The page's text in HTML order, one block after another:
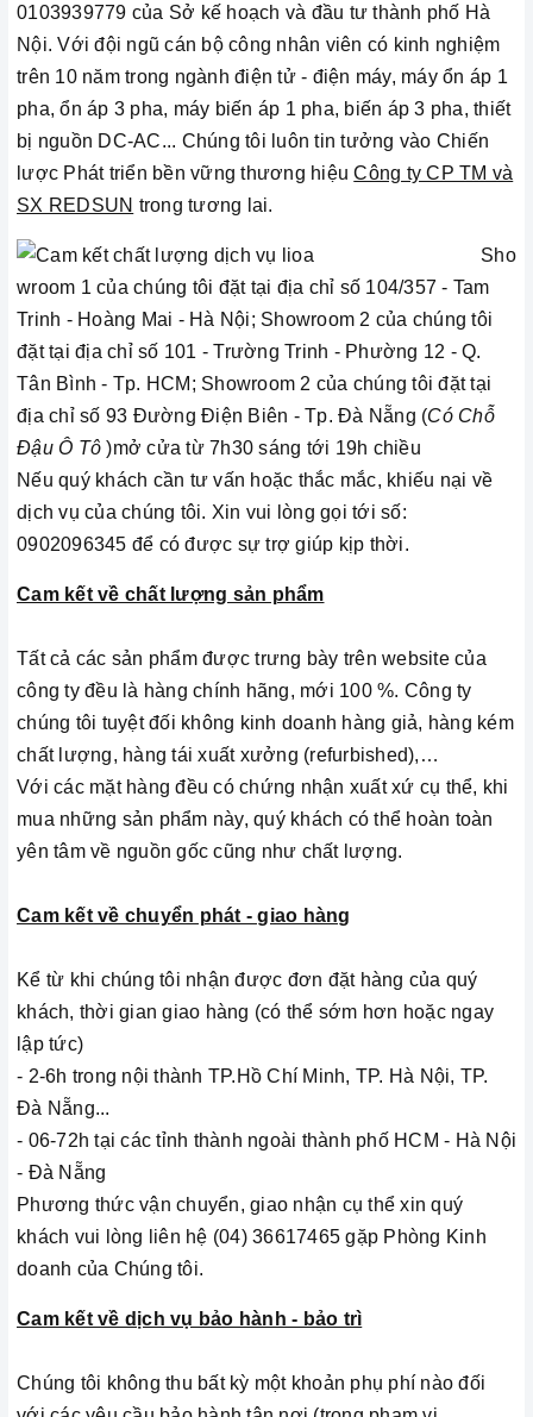
0103939779 của Sở kế hoạch và đầu tư thành phố Hà
Nội. Với đội ngũ cán bộ công nhân viên có kinh nghiệm
trên 10 năm trong ngành điện tử - điện máy, máy ổn áp 1
pha, ổn áp 3 pha, máy biến áp 1 pha, biến áp 3 pha, thiết
bị nguồn DC-AC... Chúng tôi luôn tin tưởng vào Chiến
lược Phát triển bền vững thương hiệuCông ty CP TM và
SX REDSUN trong tương lai.
Sho
wroom 1 của chúng tôi đặt tại địa chỉ số 104/357 - Tam
Trinh - Hoàng Mai - Hà Nội; Showroom 2 của chúng tôi
đặt tại địa chỉ số 101 - Trường Trinh - Phường 12 - Q.
Tân Bình - Tp. HCM; Showroom 2 của chúng tôi đặt tại
địa chỉ số 93 Đường Điện Biên - Tp. Đà Nẵng (Có Chỗ
Đậu Ô Tô )mở cửa từ 7h30 sáng tới 19h chiều
Nếu quý khách cần tư vấn hoặc thắc mắc, khiếu nại về
dịch vụ của chúng tôi. Xin vui lòng gọi tới số:
0902096345 để có được sự trợ giúp kịp thời.
Cam kết về chất lượng sản phẩm
Tất cả các sản phẩm được trưng bày trên website của
công ty đều là hàng chính hãng, mới 100 %. Công ty
chúng tôi tuyệt đối không kinh doanh hàng giả, hàng kém
chất lượng, hàng tái xuất xưởng (refurbished),…
Với các mặt hàng đều có chứng nhận xuất xứ cụ thể, khi
mua những sản phẩm này, quý khách có thể hoàn toàn
yên tâm về nguồn gốc cũng như chất lượng.
Cam kết về chuyển phát - giao hàng
Kể từ khi chúng tôi nhận được đơn đặt hàng của quý
khách, thời gian giao hàng (có thể sớm hơn hoặc ngay
lập tức)
- 2-6h trong nội thành TP.Hồ Chí Minh, TP. Hà Nội, TP.
Đà Nẵng...
- 06-72h tại các tỉnh thành ngoài thành phố HCM - Hà Nội
- Đà Nẵng
Phương thức vận chuyển, giao nhận cụ thể xin quý
khách vui lòng liên hệ (04) 36617465 gặp Phòng Kinh
doanh của Chúng tôi.
Cam kết về dịch vụ bảo hành - bảo trì
Chúng tôi không thu bất kỳ một khoản phụ phí nào đối